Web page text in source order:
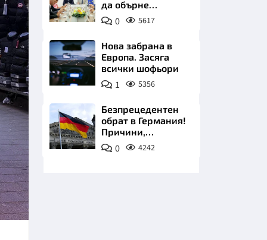
да обърне
туристическия
сезон
0 5617
Нова забрана в
Европа. Засяга
всички шофьори
1 5356
Безпрецедентен
обрат в Германия!
Причини,
тенденции и
предупреждение
0 4242